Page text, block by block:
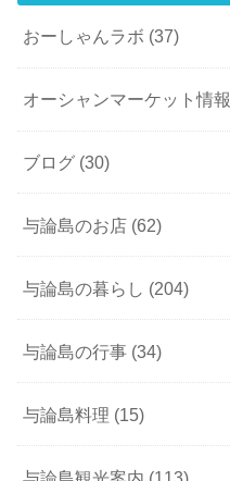
おーしゃんラボ (37)
オーシャンマーケット情報
ブログ (30)
与論島のお店 (62)
与論島の暮らし (204)
与論島の行事 (34)
与論島料理 (15)